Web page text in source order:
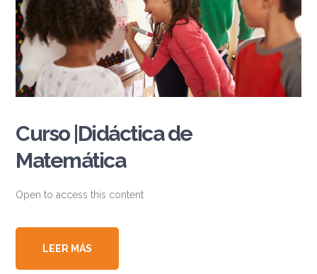
Curso |Didáctica de
Matemática
Open to access this content
LEER MÁS